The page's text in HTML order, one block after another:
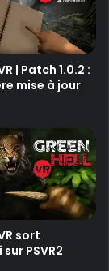
| Patch 1.0.2 :
mise à jour
sort
PSVR2